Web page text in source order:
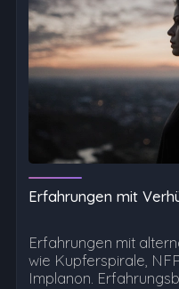
Erfahrungen mit
Erfahrungen mit
wie Kupferspirale,
Implanon.